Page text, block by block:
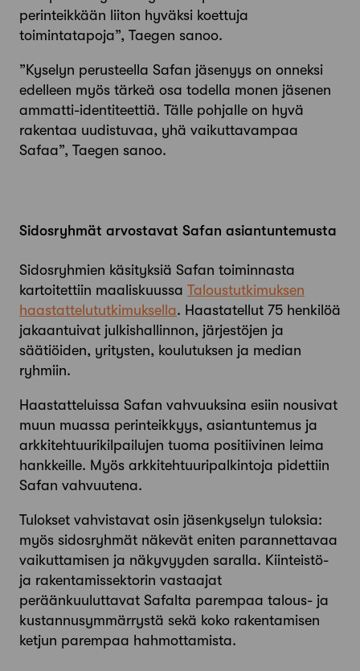
perinteikkään liiton hyväksi koettuja
toimintatapoja”, Taegen sanoo.
”Kyselyn perusteella Safan jäsenyys on onneksi
edelleen myös tärkeä osa todella monen jäsenen
ammatti-identiteettiä. Tälle pohjalle on hyvä
rakentaa uudistuvaa, yhä vaikuttavampaa
Safaa”, Taegen sanoo.
Sidosryhmät arvostavat Safan asiantuntemusta
Sidosryhmien käsityksiä Safan toiminnasta
kartoitettiin maaliskuussa Taloustutkimuksen
haastattelututkimuksella. Haastatellut 75 henkilöä
jakaantuivat julkishallinnon, järjestöjen ja
säätiöiden, yritysten, koulutuksen ja median
ryhmiin.
Haastatteluissa Safan vahvuuksina esiin nousivat
muun muassa perinteikkyys, asiantuntemus ja
arkkitehtuuri­kilpailujen tuoma positiivinen leima
hankkeille. Myös arkkitehtuuripalkintoja pidettiin
Safan vahvuutena.
Tulokset vahvistavat osin jäsenkyselyn tuloksia:
myös sidosryhmät näkevät eniten parannettavaa
vaikuttamisen ja näkyvyyden saralla. Kiinteistö-
ja rakentamissektorin vastaajat
peräänkuuluttavat Safalta parempaa talous- ja
kustannusymmärrystä sekä koko rakentamisen
ketjun parempaa hahmottamista.